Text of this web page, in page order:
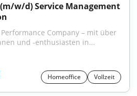
w/d) Service Management
Company – mit über
und -enthusiasten in...
Homeoffice Vollzeit